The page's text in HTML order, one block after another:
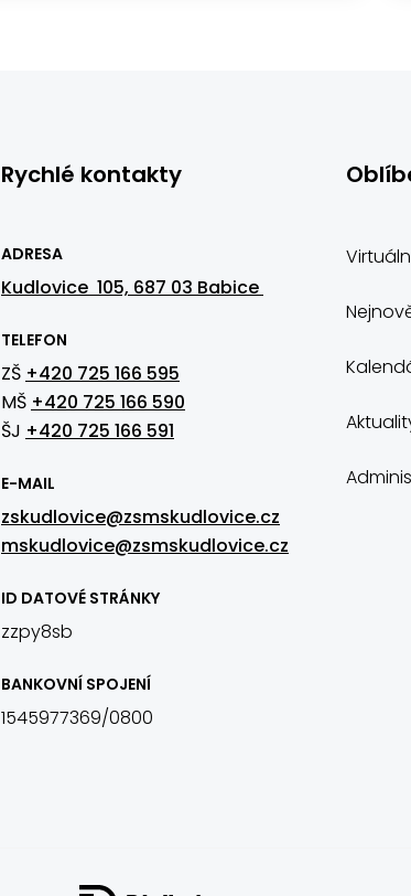
Rychlé kontakty
ADRESA
Kudlovice 105, 687 03 Babice
TELEFON
ZŠ +420 725 166 595
MŠ +420 725 166 590
ŠJ +420 725 166 591
E-MAIL
zskudlovice@zsmskudlovice.cz
mskudlovice@zsmskudlovice.cz
ID DATOVÉ STRÁNKY
zzpy8sb
BANKOVNÍ SPOJENÍ
1545977369/0800